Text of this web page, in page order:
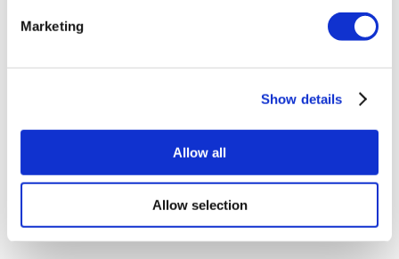
Marketing
Show details
Allow all
Allow selection
Spain Clínicas
Thailand Clínicas
Tratamientos Populares en Turquia